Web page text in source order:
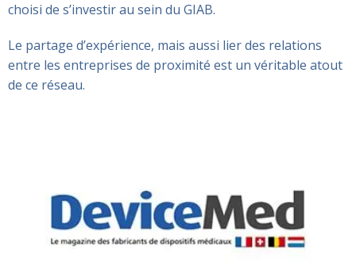
choisi de s’investir au sein du GIAB.
Le partage d’expérience, mais aussi lier des relations
entre les entreprises de proximité est un véritable atout
de ce réseau.